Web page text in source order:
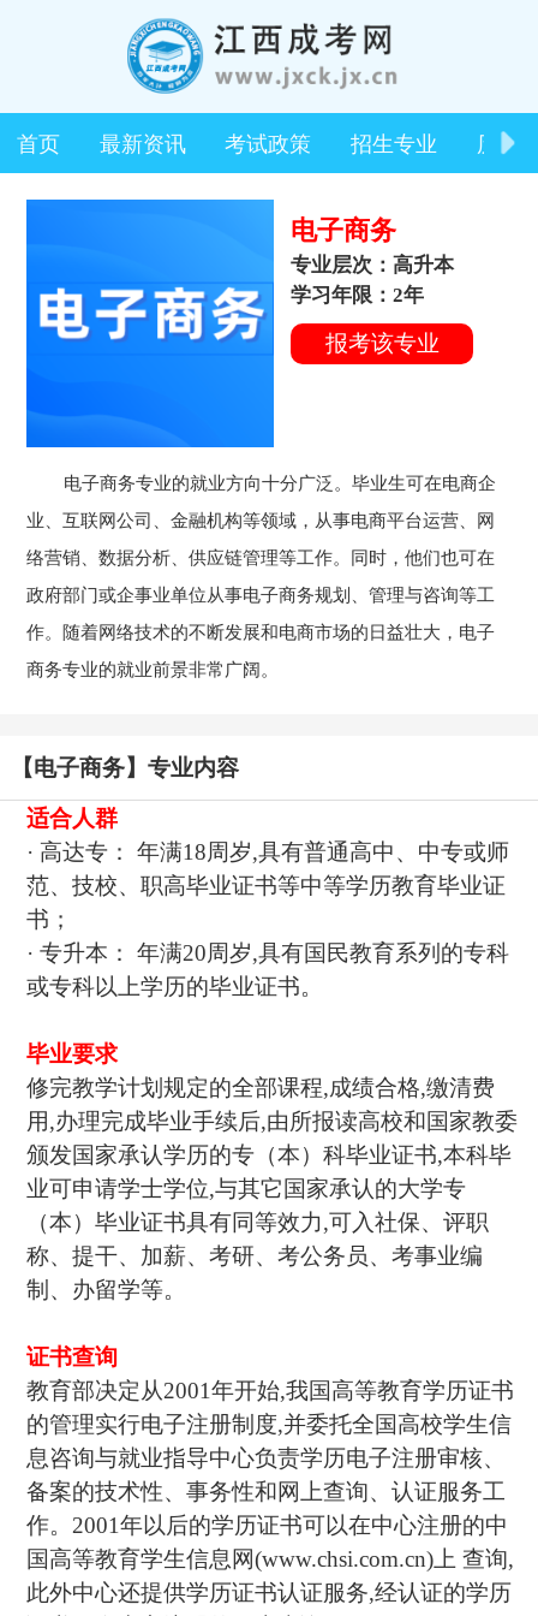
首页 最新资讯 考试政策 招生专业 历年
电子商务
专业层次：高升本
学习年限：2年
报考该专业
电子商务专业的就业方向十分广泛。毕业生可在电商企
业、互联网公司、金融机构等领域，从事电商平台运营、网
络营销、数据分析、供应链管理等工作。同时，他们也可在
政府部门或企事业单位从事电子商务规划、管理与咨询等工
作。随着网络技术的不断发展和电商市场的日益壮大，电子
商务专业的就业前景非常广阔。
【电子商务】专业内容
适合人群
· 高达专： 年满18周岁,具有普通高中、中专或师
范、技校、职高毕业证书等中等学历教育毕业证
书；
· 专升本： 年满20周岁,具有国民教育系列的专科
或专科以上学历的毕业证书。
毕业要求
修完教学计划规定的全部课程,成绩合格,缴清费
用,办理完成毕业手续后,由所报读高校和国家教委
颁发国家承认学历的专（本）科毕业证书,本科毕
业可申请学士学位,与其它国家承认的大学专
（本）毕业证书具有同等效力,可入社保、评职
称、提干、加薪、考研、考公务员、考事业编
制、办留学等。
证书查询
教育部决定从2001年开始,我国高等教育学历证书
的管理实行电子注册制度,并委托全国高校学生信
息咨询与就业指导中心负责学历电子注册审核、
备案的技术性、事务性和网上查询、认证服务工
作。2001年以后的学历证书可以在中心注册的中
国高等教育学生信息网(www.chsi.com.cn)上 查询,
此外中心还提供学历证书认证服务,经认证的学历